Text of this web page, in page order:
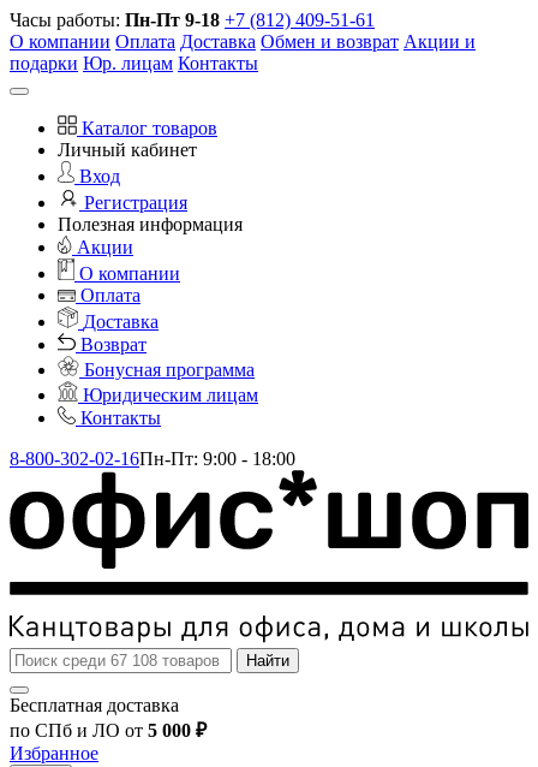
Часы работы: Пн-Пт 9-18 +7 (812) 409-51-61
О компании Оплата Доставка Обмен и возврат Акции и
подарки Юр. лицам Контакты
Каталог товаров
Личный кабинет
Вход
Регистрация
Полезная информация
Акции
О компании
Оплата
Доставка
Возврат
Бонусная программа
Юридическим лицам
Контакты
8-800-302-02-16Пн-Пт: 9:00 - 18:00
Найти
Бесплатная доставка
по СПб и ЛО от 5 000 ₽
Избранное